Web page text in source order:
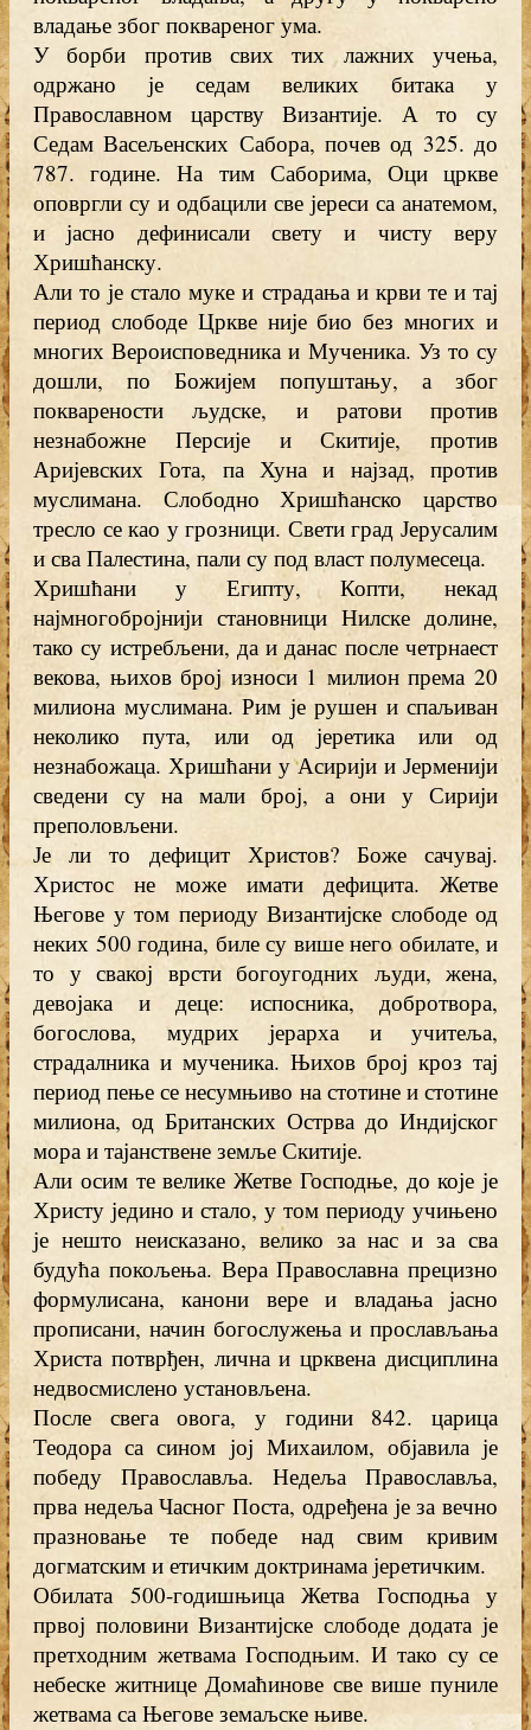
владање због поквареног ума.
У борби против свих тих лажних учења,
одржано је седам великих битака у
Православном царству Византије. А то су
Седам Васељенских Сабора, почев од 325. до
787. године. На тим Саборима, Оци цркве
оповргли су и одбацили све јереси са анатемом,
и јасно дефинисали свету и чисту веру
Хришћанску.
Али то је стало муке и страдања и крви те и тај
период слободе Цркве није био без многих и
многих Вероисповедника и Мученика. Уз то су
дошли, по Божијем попуштању, а због
покварености људске, и ратови против
незнабожне Персије и Скитије, против
Аријевских Гота, па Хуна и најзад, против
муслимана. Слободно Хришћанско царство
тресло се као у грозници. Свети град Јерусалим
и сва Палестина, пали су под власт полумесеца.
Хришћани у Египту, Копти, некад
најмногобројнији становници Нилске долине,
тако су истребљени, да и данас после четрнаест
векова, њихов број износи 1 милион према 20
милиона муслимана. Рим је рушен и спаљиван
неколико пута, или од јеретика или од
незнабожаца. Хришћани у Асирији и Јерменији
сведени су на мали број, а они у Сирији
преполовљени.
Је ли то дефицит Христов? Боже сачувај.
Христос не може имати дефицита. Жетве
Његове у том периоду Византијске слободе од
неких 500 година, биле су више него обилате, и
то у свакој врсти богоугодних људи, жена,
девојака и деце: испосника, добротвора,
богослова, мудрих јерарха и учитеља,
страдалника и мученика. Њихов број кроз тај
период пење се несумњиво на стотине и стотине
милиона, од Британских Острва до Индијског
мора и тајанствене земље Скитије.
Али осим те велике Жетве Господње, до које је
Христу једино и стало, у том периоду учињено
је нешто неисказано, велико за нас и за сва
будућа покољења. Вера Православна прецизно
формулисана, канони вере и владања јасно
прописани, начин богослужења и прослављања
Христа потврђен, лична и црквена дисциплина
недвосмислено установљена.
После свега овога, у години 842. царица
Теодора са сином јој Михаилом, објавила је
победу Православља. Недеља Православља,
прва недеља Часног Поста, одређена је за вечно
празновање те победе над свим кривим
догматским и етичким доктринама јеретичким.
Обилата 500-годишњица Жетва Господња у
првој половини Византијске слободе додата је
претходним жетвама Господњим. И тако су се
небеске житнице Домаћинове све више пуниле
жетвама са Његове земаљске њиве.